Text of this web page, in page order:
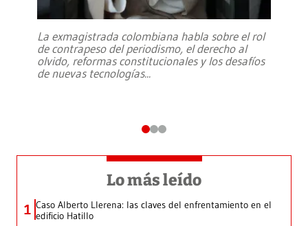
La exmagistrada colombiana habla sobre el rol
de contrapeso del periodismo, el derecho al
olvido, reformas constitucionales y los desafíos
de nuevas tecnologías...
Lo más leído
1 Caso Alberto Llerena: las claves del enfrentamiento en el
edificio Hatillo